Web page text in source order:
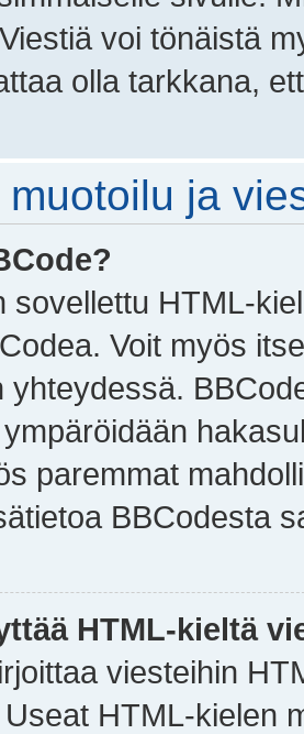
voi tönäistä
olla tarkkana,
ja
sovellettu HTML-
Voit myös
yhteydessä.
paremmat
BBCodesta
HTML-kieltä
viesteihin
HTML-kielen